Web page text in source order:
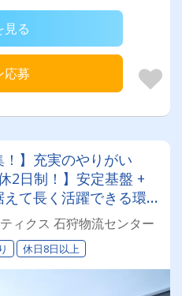
見る
応募
！】充実のやりがい
2日制！】安定基盤 +
て長く活躍できる環境
ィクス 石狩物流センター
休日8日以上